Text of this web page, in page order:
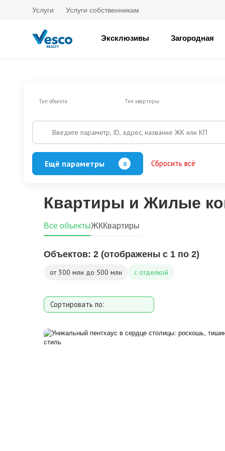
Услуги Услуги собственникам
Эксклюзивы Загородная
Тип объекта Тип квартиры
Введите параметр, ID, адрес, название ЖК или КП
Ещё параметры 0 Сбросить всё
Тип кухни
Кол-во уровней Эксклюзивы Видео-
Квартиры и Жилые
Объектов: 2 (отображены с 1 по 2)
Все объектыЖККвартиры
от 300 млн до 500 млн с отделкой
Сортировать по:
Дате добавления